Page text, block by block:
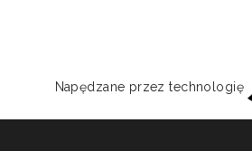
Napędzane przez technologię